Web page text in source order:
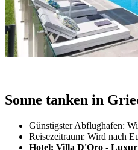
Sonne tanken in
Günstigster Abflughafen:
Reisezeitraum: Wird nach
Hotel: Villa D'Oro -